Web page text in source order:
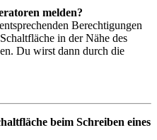
melden?
Berechtigungen
in der Nähe des
Du wirst dann durch die
beim Schreiben eines